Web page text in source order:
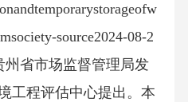
source2024-08-2
州省市场监督管理局发
工程评估中心提出。本